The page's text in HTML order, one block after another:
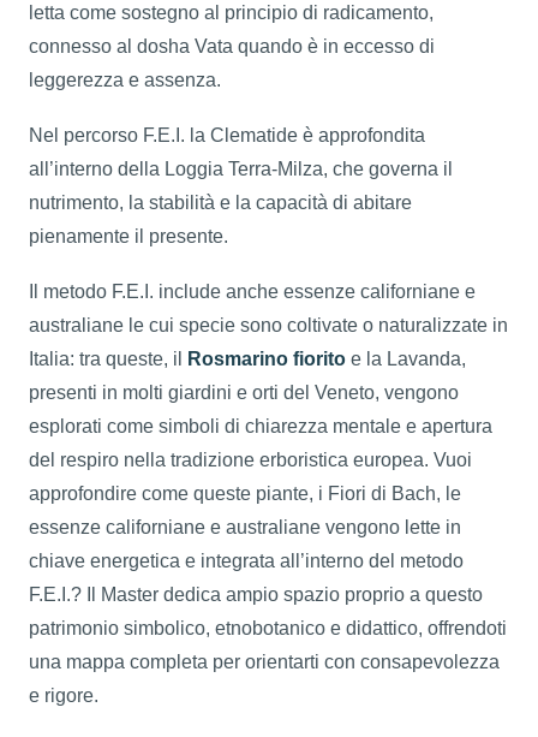
letta come sostegno al principio di radicamento,
connesso al dosha Vata quando è in eccesso di
leggerezza e assenza.
Nel percorso F.E.I. la Clematide è approfondita
all’interno della Loggia Terra-Milza, che governa il
nutrimento, la stabilità e la capacità di abitare
pienamente il presente.
Il metodo F.E.I. include anche essenze californiane e
australiane le cui specie sono coltivate o naturalizzate in
Italia: tra queste, il
Rosmarino fiorito e la Lavanda,
presenti in molti giardini e orti del Veneto, vengono
esplorati come simboli di chiarezza mentale e apertura
del respiro nella tradizione erboristica europea. Vuoi
approfondire come queste piante, i Fiori di Bach, le
essenze californiane e australiane vengono lette in
chiave energetica e integrata all’interno del metodo
F.E.I.? Il Master dedica ampio spazio proprio a questo
patrimonio simbolico, etnobotanico e didattico, offrendoti
una mappa completa per orientarti con consapevolezza
e rigore.